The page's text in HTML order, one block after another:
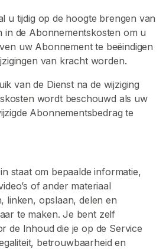
u tijdig op de hoogte brengen van
in de Abonnementskosten om u
uw Abonnement te beëindigen
van kracht worden.
van de Dienst na de wijziging
wordt beschouwd als uw
Abonnementsbedrag te
staat om bepaalde informatie,
of ander materiaal
linken, opslaan, delen en
te maken. Je bent zelf
de Inhoud die je op de Service
betrouwbaarheid en